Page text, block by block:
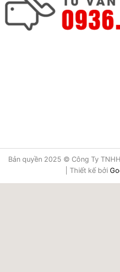
Bản quyền 2025 © Công Ty
| Thiết kế bởi